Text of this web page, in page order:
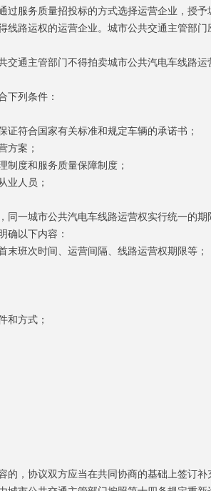
过服务质量招投标的方式选择运营企业，授
路运权的运营企业。城市公共交通主管部
通主管部门不得拍卖城市公共汽电车线路运
列条件：
符合国家有关标准和规定车辆的承诺书；
方案；
度和服务质量保障制度；
业人员；
城市公共汽电车线路运营权实行统一的期
以下内容：
班次时间、运营间隔、线路运营权期限等；
和方式；
，协议双方应当在共同协商的基础上签订补